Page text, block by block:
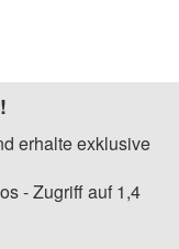
erhalte exklusive
- Zugriff auf 1,4